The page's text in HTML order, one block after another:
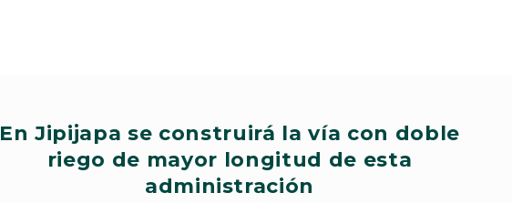
En Jipijapa se construirá la vía con doble
riego de mayor longitud de esta
administración